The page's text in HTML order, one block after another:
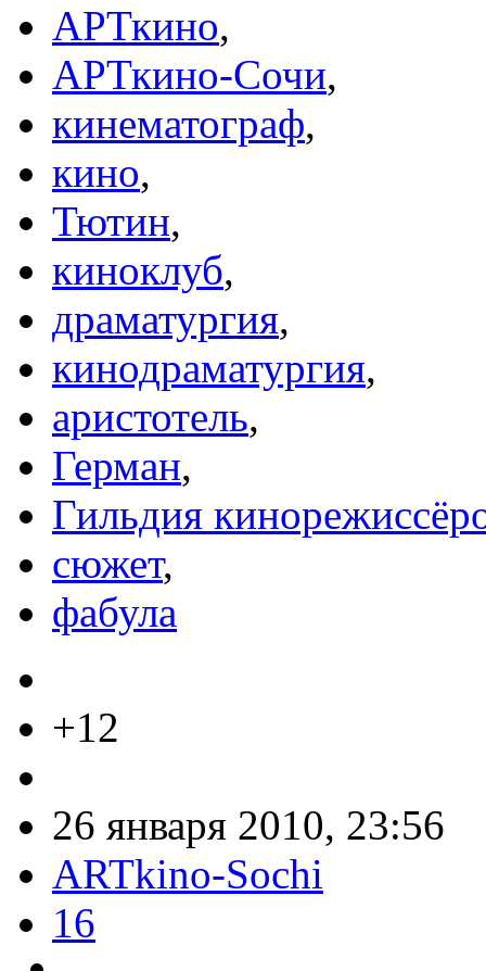
АРТкино,
АРТкино-Сочи,
кинематограф,
кино,
Тютин,
киноклуб,
драматургия,
кинодраматургия,
аристотель,
Герман,
Гильдия
сюжет,
фабула
+12
26 января 2010, 23:56
ARTkino-Sochi
16